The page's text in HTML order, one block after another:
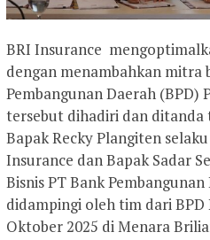
BRI Insurance
dengan menambahkan mitra
Pembangunan Daerah (BPD)
tersebut dihadiri dan ditanda
Bapak Recky Plangiten
Insurance dan Bapak Sadar
Bisnis PT Bank
didampingi oleh tim dari BPD
Oktober 2025 di Menara